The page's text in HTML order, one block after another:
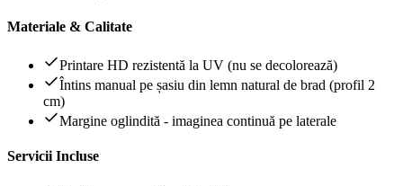
Materiale & Calitate
Printare HD rezistentă la UV (nu se decolorează)
Întins manual pe șasiu din lemn natural de brad (profil 2
cm)
Margine oglindită - imaginea continuă pe laterale
Servicii Incluse